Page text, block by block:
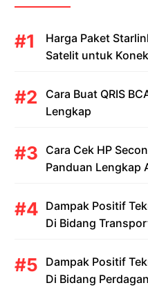
Harga Paket
Satelit untuk
Cara Buat QRIS
Lengkap
Cara Cek HP
Panduan Lengkap
Dampak Positif
Di Bidang
Dampak Positif
Di Bidang